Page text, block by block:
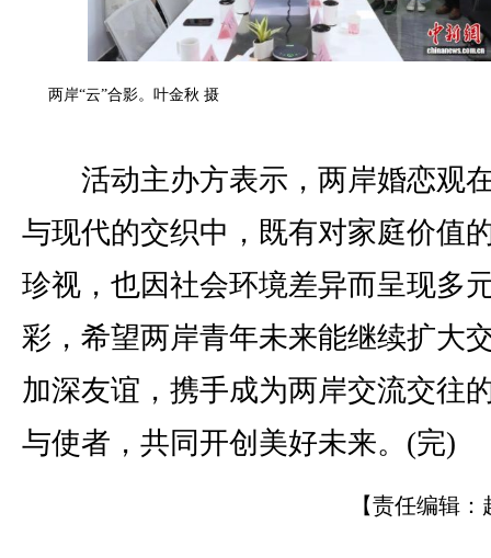
两岸“云”合影。叶金秋 摄
活动主办方表示，两岸婚恋观
与现代的交织中，既有对家庭价值
珍视，也因社会环境差异而呈现多
彩，希望两岸青年未来能继续扩大
加深友谊，携手成为两岸交流交往
与使者，共同开创美好未来。(完)
【责任编辑：